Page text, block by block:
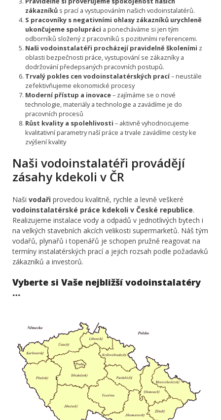
zákazníkůs prací a vystupováním našich vodoinstalatérů.
S pracovníky s negativními ohlasy zákazníků urychleně
ukončujeme spolupráci a ponecháváme si jen tým
odborníků složený z pracovníků s pozitivními referencemi.
Naši vodoinstalatéři procházejí pravidelně školeními z
oblasti bezpečnosti práce, vystupování se zákazníky a
dodržování předepsaných pracovních postupů.
Trvalý pokles cen vodoinstalatérských prací– neustále
zefektivňujeme ekonomické procesy
Moderní přístup a inovace– zajímáme se o nové
technologie, materiály a technologie a zavádíme je do
pracovních procesů
Růst kvality a spolehlivosti – aktivně vyhodnocujeme
kvalitativní parametry naší práce a trvale zavádíme cesty ke
zvýšení kvality
Naši vodoinstalatéři provádějí
zásahy kdekoli v ČR
Naši vodaři provedou kvalitně, rychle a levně veškeré
vodoinstalatérské práce kdekoli v České republice.
Realizujeme instalace vody a odpadů v jednotlivých bytech i
na velkých stavebních akcích velikosti supermarketů. Náš tým
vodařů, plynařů i topenářů je schopen pružně reagovat na
termíny instalatérských prací a jejich rozsah podle požadavků
zákazníků a investorů.
Vyberte si Vaše nejbližší vodoinstalatéry
…